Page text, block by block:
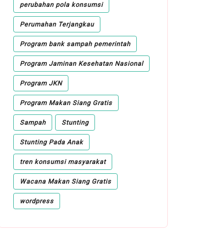
perubahan pola konsumsi
Perumahan Terjangkau
Program bank sampah pemerintah
Program Jaminan Kesehatan Nasional
Program JKN
Program Makan Siang Gratis
Sampah Stunting
Stunting Pada Anak
tren konsumsi masyarakat
Wacana Makan Siang Gratis
wordpress